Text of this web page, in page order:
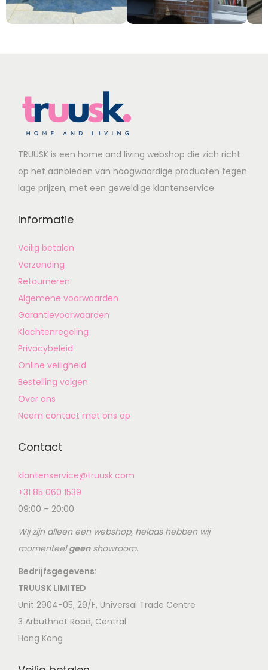
TRUUSK is een home and living webshop die zich richt
op het aanbieden van hoogwaardige producten tegen
lage prijzen, met een geweldige klantenservice.
Informatie
Veilig betalen
Verzending
Retourneren
Algemene voorwaarden
Garantievoorwaarden
Klachtenregeling
Privacybeleid
Online veiligheid
Bestelling volgen
Over ons
Neem contact met ons op
Contact
klantenservice@truusk.com
+31 85 060 1539
09:00 – 20:00
Wij zijn alleen een webshop, helaas hebben wij
momenteelgeenshowroom.
Bedrijfsgegevens:
TRUUSK LIMITED
Unit 2904-05, 29/F, Universal Trade Centre
3 Arbuthnot Road, Central
Hong Kong